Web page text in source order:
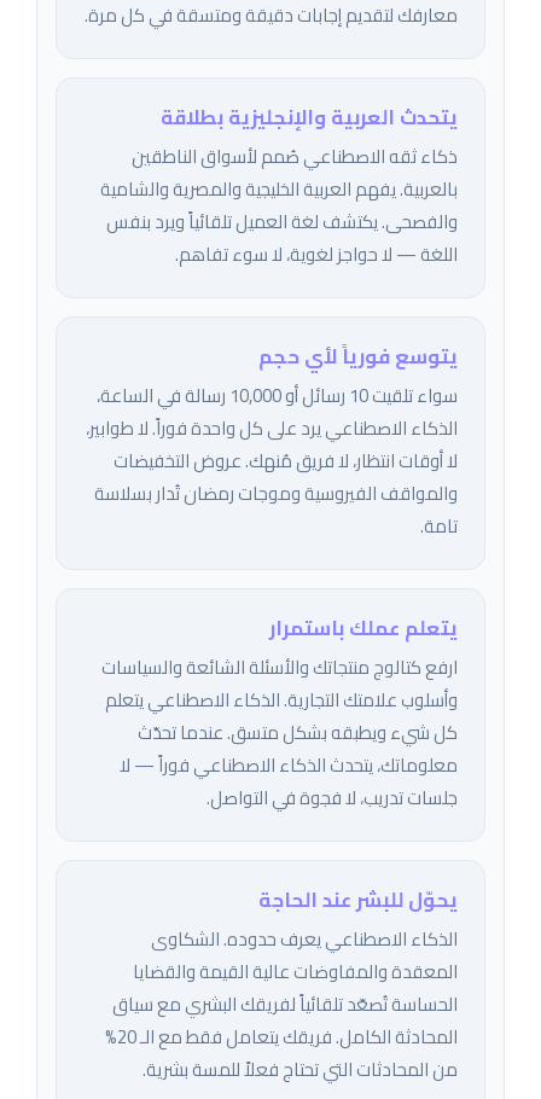
معارفك لتقديم إجابات دقيقة ومتسقة في كل مرة.
يتحدث العربية والإنجليزية بطلاقة
ذكاء ثقه الاصطناعي صُمم لأسواق الناطقين
بالعربية. يفهم العربية الخليجية والمصرية والشامية
والفصحى. يكتشف لغة العميل تلقائياً ويرد بنفس
اللغة — لا حواجز لغوية، لا سوء تفاهم.
يتوسع فورياً لأي حجم
سواء تلقيت 10 رسائل أو 10,000 رسالة في الساعة،
الذكاء الاصطناعي يرد على كل واحدة فوراً. لا طوابير،
لا أوقات انتظار، لا فريق مُنهك. عروض التخفيضات
والمواقف الفيروسية وموجات رمضان تُدار بسلاسة
تامة.
يتعلم عملك باستمرار
ارفع كتالوج منتجاتك والأسئلة الشائعة والسياسات
وأسلوب علامتك التجارية. الذكاء الاصطناعي يتعلم
كل شيء ويطبقه بشكل متسق. عندما تحدّث
معلوماتك، يتحدث الذكاء الاصطناعي فوراً — لا
جلسات تدريب، لا فجوة في التواصل.
يحوّل للبشر عند الحاجة
الذكاء الاصطناعي يعرف حدوده. الشكاوى
المعقدة والمفاوضات عالية القيمة والقضايا
الحساسة تُصعّد تلقائياً لفريقك البشري مع سياق
المحادثة الكامل. فريقك يتعامل فقط مع الـ 20%
من المحادثات التي تحتاج فعلاً للمسة بشرية.